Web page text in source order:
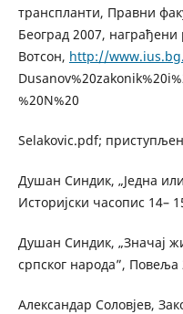
транспланти, Правни
Београд 2007,
Вотсон, http://
%20N%20
Selakovic.pdf;
Душан Синдик, „Једна
Историјски часопис 14–
Душан Синдик, „Значај
српског народа”, Повеља
Александар Соловјев,